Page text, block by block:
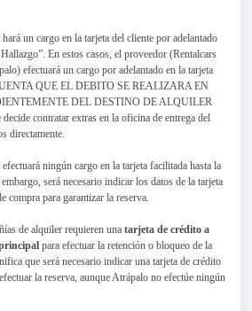
hará un cargo en la tarjeta del cliente por adelantado
En estos casos, el proveedor (Rentalcars
efectuará un cargo por adelantado en la tarjeta
QUE EL DEBITO SE REALIZARA EN
DEL DESTINO DE ALQUILER
contratar extras en la oficina de entrega del
directamente.
efectuará ningún cargo en la tarjeta facilitada hasta la
será necesario indicar los datos de la tarjeta
compra para garantizar la reserva.
de alquiler requieren unatarjeta de crédito a
para efectuar la retención o bloqueo de la
que será necesario indicar una tarjeta de crédito
la reserva, aunque Atrápalo no efectúe ningún